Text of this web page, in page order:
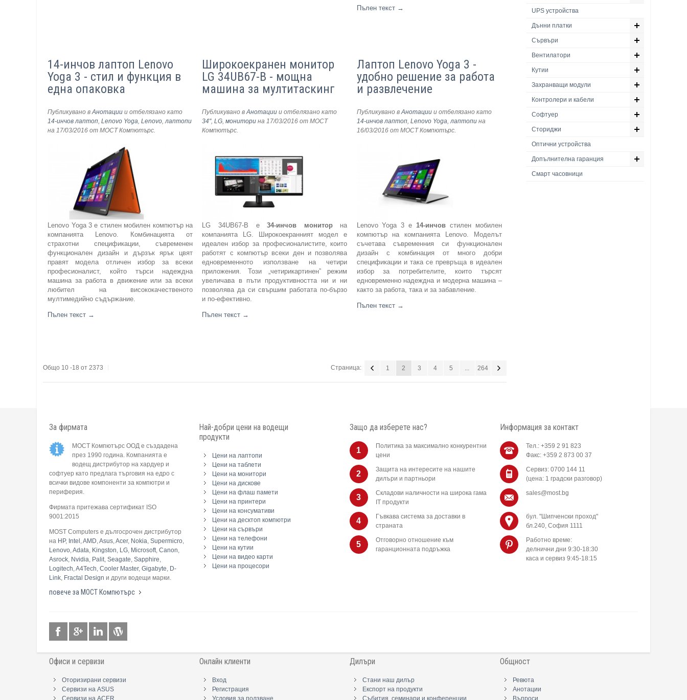
Пълен текст →
14-инчов лаптоп Lenovo
Yoga 3 - стил и функция в
една опаковка
Публикувано вАнотации и отбелязано като
14-инчов лаптоп,Lenovo Yoga,Lenovo,лаптопи
на 17/03/2016 от МОСТ Компютърс.
Lenovo Yoga 3 е стилен мобилен компютър на
компанията Lenovo. Комбинацията от
страхотни спецификации, съвременен
функционален дизайн и дързък ярък цвят
правят модела отличен избор за всеки
професионалист, който търси надеждна
машина за работа в движение или за всеки
любител на висококачественото
мултимедийно съдържание.
Пълен текст →
Широкоекранен монитор
LG 34UB67-B - мощна
машина за мултитаскинг
Публикувано вАнотации и отбелязано като
34",LG,монитори на 17/03/2016 от МОСТ
Компютърс.
LG 34UB67-B е34-инчов монитор на
компанията LG. Широкоекранният модел е
идеален избор за професионалистите, които
работят с компютър всеки ден и позволява
едновременното използване на четири
приложения. Този „четирикартинен” режим
увеличава в пъти продуктивността ни и ни
позволява да си свършим работата по-бързо
и по-ефективно.
Пълен текст →
Лаптоп Lenovo Yoga 3 -
удобно решение за работа
и развлечение
Публикувано вАнотациии отбелязано като
14-инчов лаптоп, Lenovo Yoga,лаптопина
16/03/2016от МОСТ Компютърс.
Lenovo Yoga 3 е14-инчов стилен мобилен
компютър на компанията Lenovo. Моделът
съчетава съвременния си функционален
дизайн с комбинация от много добри
спецификации и така се превръща в идеален
избор за потребителите, които търсят
едновременно надеждна и модерна машина –
както за работа, така и за забавление.
Пълен текст →
Общо 10 -18 от 2373 Страница: 1 2 3 4 5 ... 264
UPS устройства
Дънни платки
Сървъри
Вентилатори
Кутии
Захранващи модули
Контролери и кабели
Софтуер
Сториджи
Оптични устройства
Допълнителна гаранция
Смарт часовници
За фирмата
МОСТ Компютърс ООД е създадена
през 1990 година. Компанията е
водещ дистрибутор на хардуер и
софтуер като предлага търговия на едро с
всички видове компоненти за компютри и
периферия.
Фирмата притежава сертификат ISO
9001:2015
MOST Computers е дългосрочен дистрибутор
на HP, Intel ,AMD,Asus,Acer, Nokia, Supermicro,
Lenovo,Adata, Kingston, LG, Microsoft, Canon,
Asrock, Nvidia, Palit, Seagate, Sapphire,
Logitech,A4Tech, Cooler Master, Gigabyte, D-
Link, Fractal Design и други водещи марки.
повече за МОСТ Компютърс
Най-добри цени на водещи
продукти
Цени на лаптопи
Цени на таблети
Цени на монитори
Цени на дискове
Цени на флаш памети
Цени на принтери
Цени на консумативи
Цени на десктоп компютри
Цени на сървъри
Цени на телефони
Цени на кутии
Цени на видео карти
Цени на процесори
Защо да изберете нас?
1
Политика за максимално конкурентни
цени
2
Защита на интересите на нашите
дилъри и партньори
3
Складови наличности на широка гама
IT продукти
4
Гъвкава система за доставки в
страната
5
Отговорно отношение към
гаранционната подръжка
Информация за контакт
Тел.: +359 2 91 823
Факс: +359 2 873 00 37
Сервиз: 0700 144 11
(цена: 1 градски разговор)
sales@most.bg
бул. "Шипченски проход"
бл.240, София 1111
Работно време:
делнични дни 9:30-18:30
каса и сервиз 9:45-18:15
Офиси и сервизи
Оторизирани сервизи
Сервизи на ASUS
Сервизи на ACER
Онлайн клиенти
Вход
Регистрация
Условия за ползване
Дилъри
Стани наш дилър
Експорт на продукти
Събития, семинари и конференции
Общност
Ревюта
Анотации
Въпроси